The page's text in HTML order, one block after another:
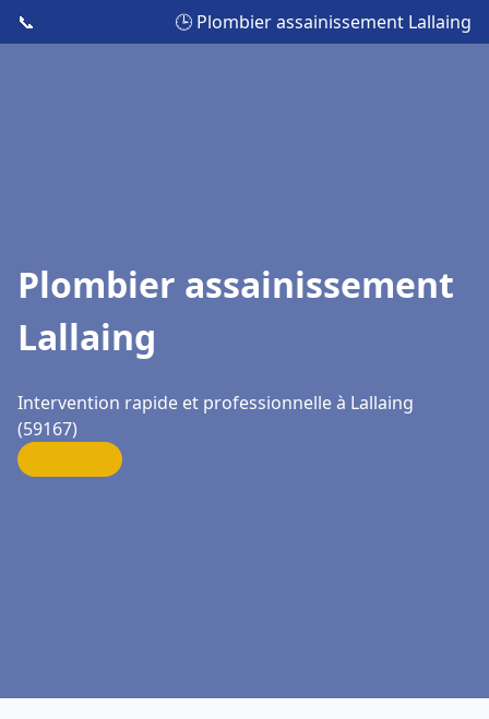
📞 🕒 Plombier assainissement Lallaing
Plombier assainissement
Lallaing
Intervention rapide et professionnelle à Lallaing
(59167)